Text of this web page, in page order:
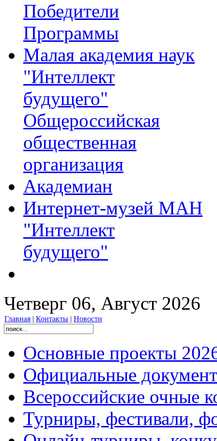
Победители
Программы
Малая академия наук
"Интеллект
будущего"
Общероссийская
общественная
организация
Академиан
Интернет-музей МАН
"Интеллект
будущего"
Четверг 06, Август 2026
Главная | Контакты | Новости
Основные проекты
Официальные
Всероссийские очные
Турниры, фестивали,